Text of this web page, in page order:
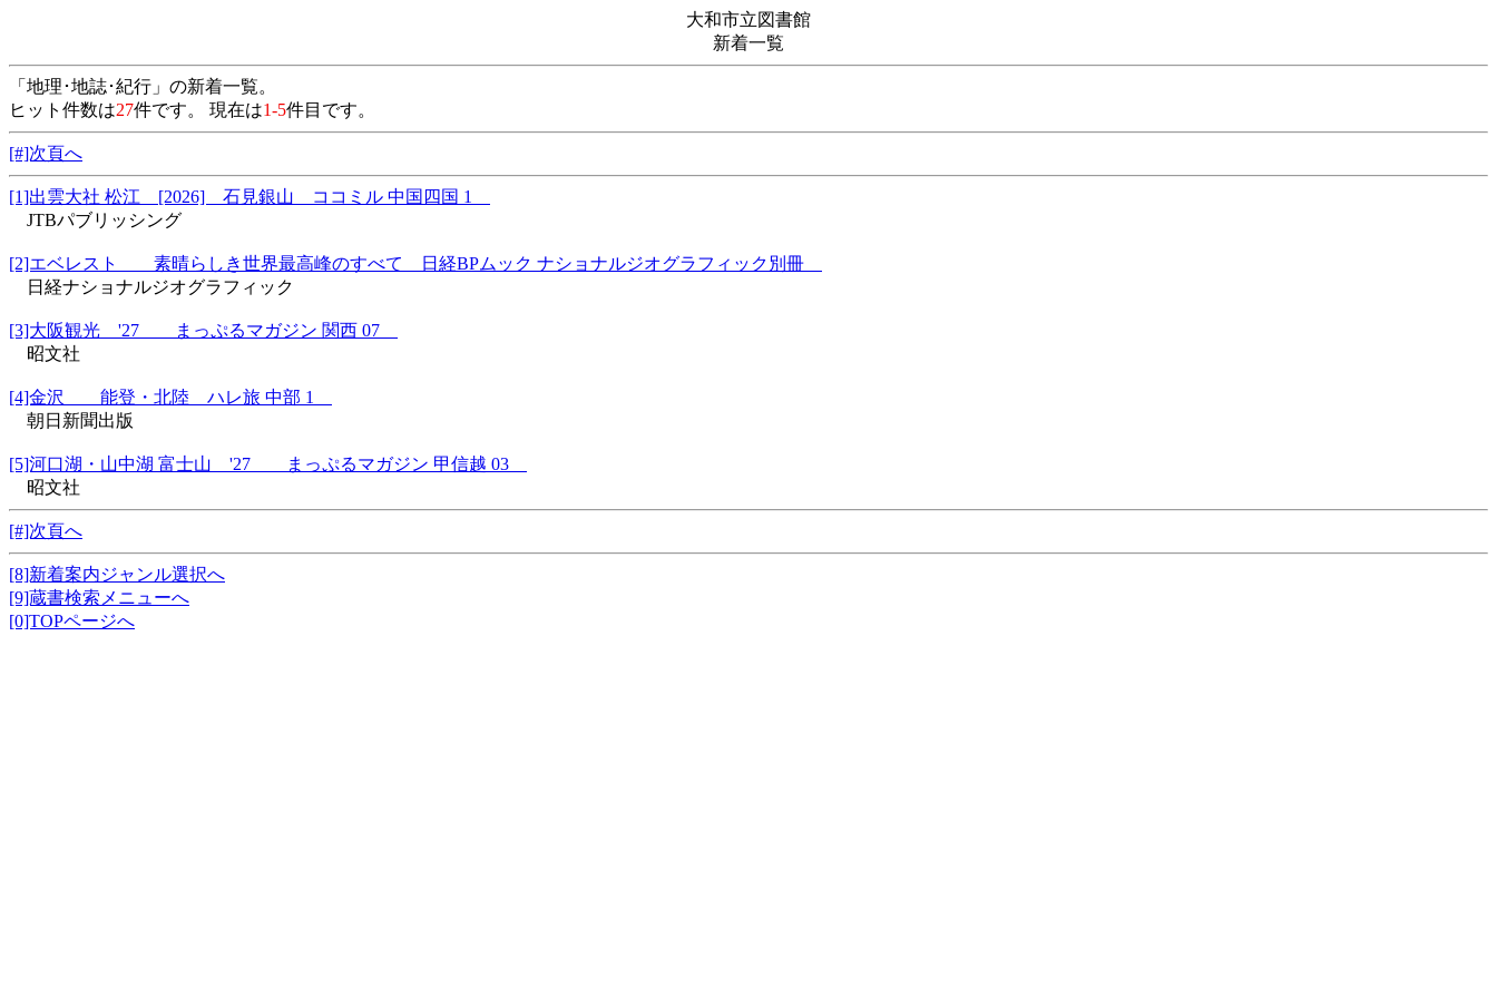
大和市立図書館
新着一覧
「地理･地誌･紀行」の新着一覧。
ヒット件数は27件です。 現在は1-5件目です。
[#]次頁へ
[1]出雲大社 松江 [2026] 石見銀山 ココミル 中国四国 1
JTBパブリッシング
[2]エベレスト 素晴らしき世界最高峰のすべて 日経BPムック ナショナルジオグラフィック別冊
日経ナショナルジオグラフィック
[3]大阪観光 '27 まっぷるマガジン 関西 07
昭文社
[4]金沢 能登・北陸 ハレ旅 中部 1
朝日新聞出版
[5]河口湖・山中湖 富士山 '27 まっぷるマガジン 甲信越 03
昭文社
[#]次頁へ
[8]新着案内ジャンル選択へ
[9]蔵書検索メニューへ
[0]TOPページへ